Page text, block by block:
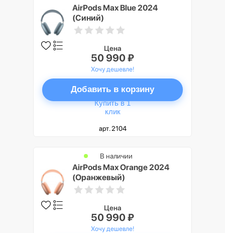
AirPods Max Blue 2024
(Синий)
Цена
50 990 ₽
Хочу дешевле!
Добавить в корзину
Купить в 1
клик
арт. 2104
AirPods Max Orange 2024
(Оранжевый)
В наличии
Цена
50 990 ₽
Хочу дешевле!